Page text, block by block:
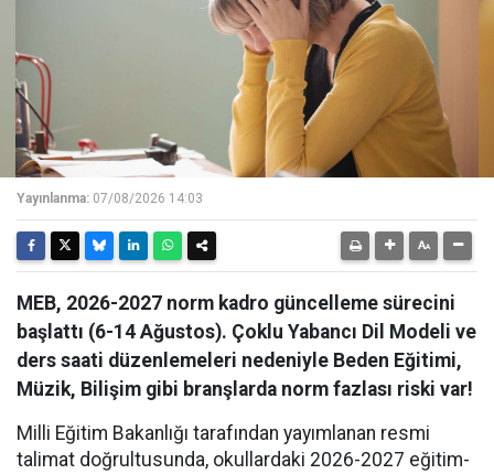
Yayınlanma: 07/08/2026 14:03
MEB, 2026-2027 norm kadro güncelleme sürecini
başlattı (6-14 Ağustos). Çoklu Yabancı Dil Modeli ve
ders saati düzenlemeleri nedeniyle Beden Eğitimi,
Müzik, Bilişim gibi branşlarda norm fazlası riski var!
Milli Eğitim Bakanlığı tarafından yayımlanan resmi
talimat doğrultusunda, okullardaki 2026-2027 eğitim-